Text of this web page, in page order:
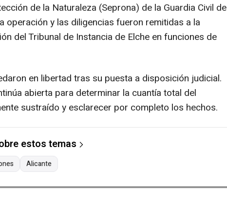
de la Naturaleza (Seprona) de la Guardia Civil de
operación y las diligencias fueron remitidas a la
del Tribunal de Instancia de Elche en funciones de
en libertad tras su puesta a disposición judicial.
abierta para determinar la cuantía total del
sustraído y esclarecer por completo los hechos.
estos temas
Alicante